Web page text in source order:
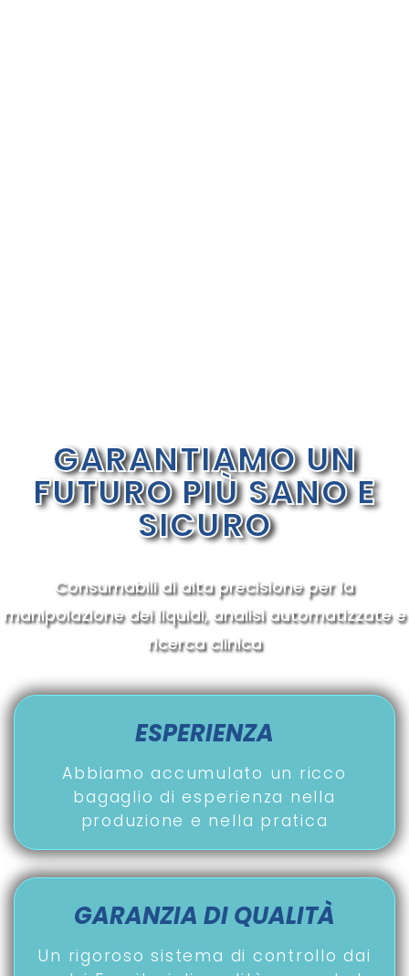
GARANTIAMO UN
FUTURO PIÙ SANO E
SICURO
Consumabili di alta precisione per la
manipolazione dei liquidi, analisi automatizzate e
ricerca clinica
ESPERIENZA
Abbiamo accumulato un ricco
bagaglio di esperienza nella
produzione e nella pratica
GARANZIA DI QUALITÀ
Un rigoroso sistema di controllo dai